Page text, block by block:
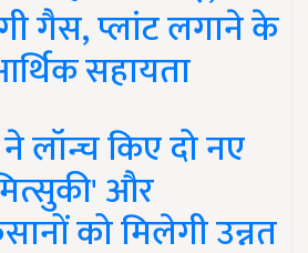
गैस, प्लांट लगाने के
सहायता
लॉन्च किए दो नए
और
को मिलेगी उन्नत